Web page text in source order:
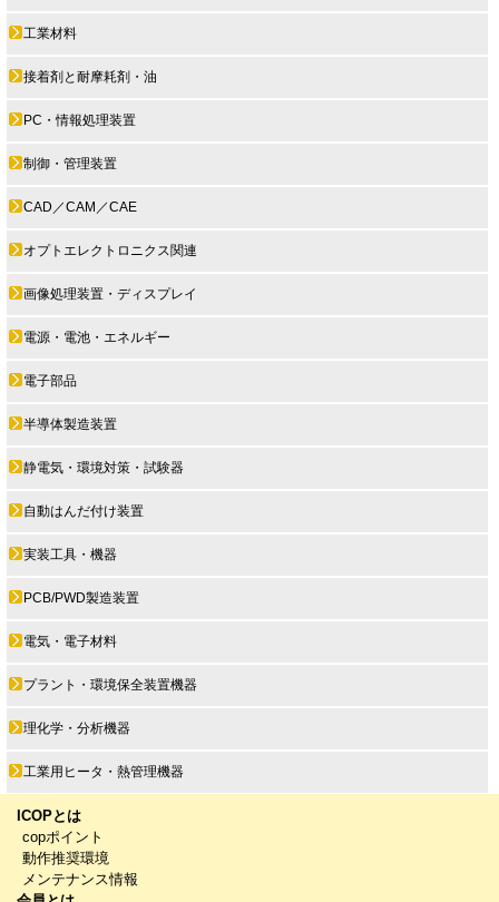
工業材料
接着剤と耐摩耗剤・油
PC・情報処理装置
制御・管理装置
CAD／CAM／CAE
オプトエレクトロニクス関連
画像処理装置・ディスプレイ
電源・電池・エネルギー
電子部品
半導体製造装置
静電気・環境対策・試験器
自動はんだ付け装置
実装工具・機器
PCB/PWD製造装置
電気・電子材料
プラント・環境保全装置機器
理化学・分析機器
工業用ヒータ・熱管理機器
ICOPとは
copポイント
動作推奨環境
メンテナンス情報